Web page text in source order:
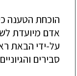
הוכחת הטענה
אדם מיועדת
על-ידי הבאת
סבירים